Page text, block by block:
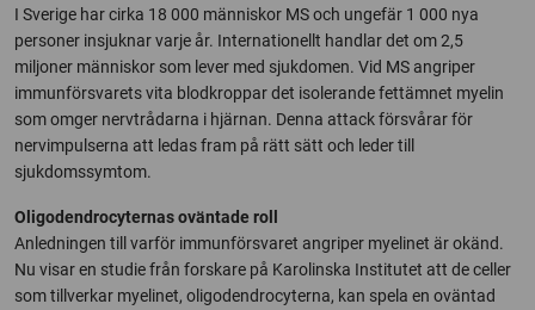
I Sverige har cirka 18 000 människor MS och ungefär 1 000 nya
personer insjuknar varje år. Internationellt handlar det om 2,5
miljoner människor som lever med sjukdomen. Vid MS angriper
immunförsvarets vita blodkroppar det isolerande fettämnet myelin
som omger nervtrådarna i hjärnan. Denna attack försvårar för
nervimpulserna att ledas fram på rätt sätt och leder till
sjukdomssymtom.
Oligodendrocyternas oväntade roll
Anledningen till varför immunförsvaret angriper myelinet är okänd.
Nu visar en studie från forskare på Karolinska Institutet att de celler
som tillverkar myelinet, oligodendrocyterna, kan spela en oväntad